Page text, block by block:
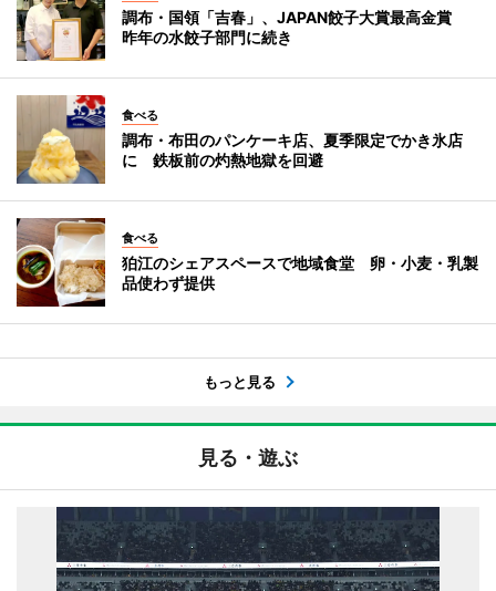
調布・国領「吉春」、JAPAN餃子大賞最高金賞
昨年の水餃子部門に続き
食べる
調布・布田のパンケーキ店、夏季限定でかき氷店
に 鉄板前の灼熱地獄を回避
食べる
狛江のシェアスペースで地域食堂 卵・小麦・乳製
品使わず提供
もっと見る
見る・遊ぶ